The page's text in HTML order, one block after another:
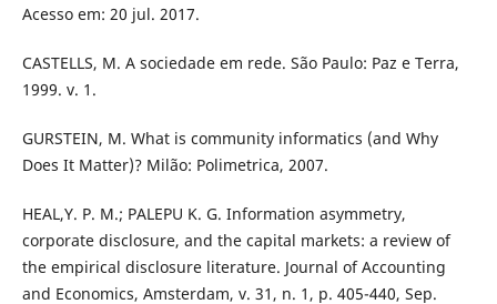
Acesso em: 20 jul. 2017.
CASTELLS, M. A sociedade em rede. São Paulo: Paz e Terra,
1999. v. 1.
GURSTEIN, M. What is community informatics (and Why
Does It Matter)? Milão: Polimetrica, 2007.
HEAL,Y. P. M.; PALEPU K. G. Information asymmetry,
corporate disclosure, and the capital markets: a review of
the empirical disclosure literature. Journal of Accounting
and Economics, Amsterdam, v. 31, n. 1, p. 405-440, Sep.